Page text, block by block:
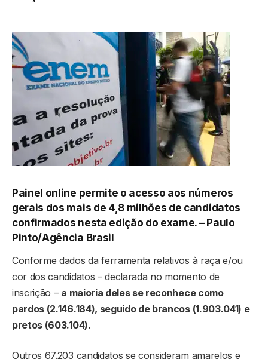
Painel online permite o acesso aos números
gerais dos mais de 4,8 milhões de candidatos
confirmados nesta edição do exame. –Paulo
Pinto/Agência Brasil
Conforme dados da ferramenta relativos à raça e/ou
cor dos candidatos – declarada no momento de
inscrição – a maioria deles se reconhece como
pardos (2.146.184), seguido de brancos (1.903.041) e
pretos (603.104).
Outros 67.203 candidatos se consideram amarelos e